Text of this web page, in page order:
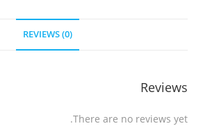
REVIEWS (0)
Reviews
There are no reviews yet.